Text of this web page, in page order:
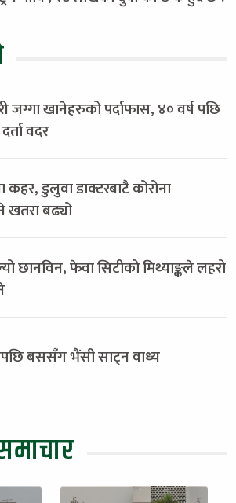
जग्गा खानेहरुको पर्दाफास, ४० वर्ष पछि
वदर
कहर, डुलुवा डाक्टरबाटै कोरोना
बढ्यो
छानविन, फेवा सिटीको मिथ्याङ्कले लहरो
बससँग भैंसी साट्न वाध्य